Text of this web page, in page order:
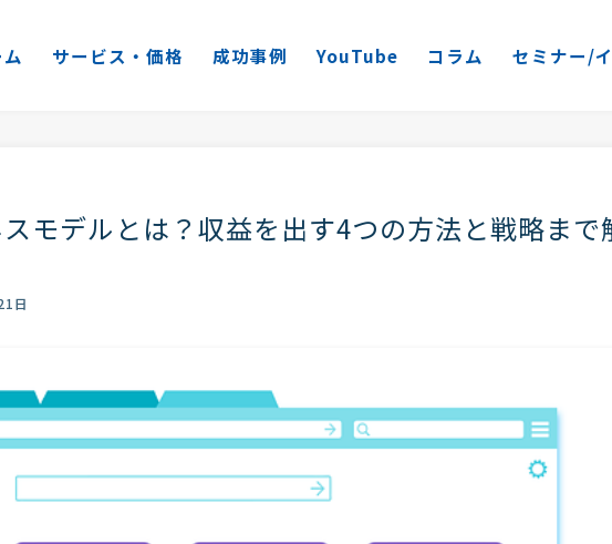
サービス・価格 成功事例 YouTube コラム セミナー/
モデルとは？収益を出す4つの方法と戦略まで
日